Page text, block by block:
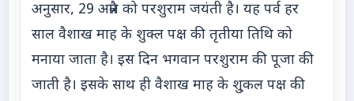
अनुसार, 29 अप्रैल को परशुराम जयंती है। यह पर्व हर
साल वैशाख माह के शुक्ल पक्ष की तृतीया तिथि को
मनाया जाता है। इस दिन भगवान परशुराम की पूजा की
जाती है। इसके साथ ही वैशाख माह के शु्कल पक्ष की